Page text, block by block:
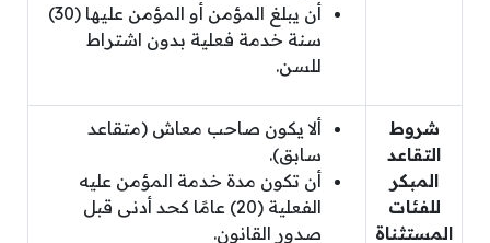
أن يبلغ المؤمن أو المؤمن عليها (30)
سنة خدمة فعلية بدون اشتراط
للسن.
شروط
التقاعد
المبكر
للفئات
المستثناة
ألا يكون صاحب معاش (متقاعد
سابق).
أن تكون مدة خدمة المؤمن عليه
الفعلية (20) عامًا كحد أدنى قبل
صدور القانون.